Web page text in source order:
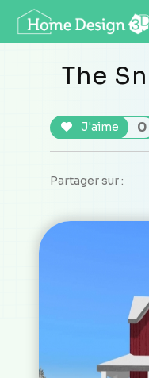
The
J'aime 0
Partager sur :